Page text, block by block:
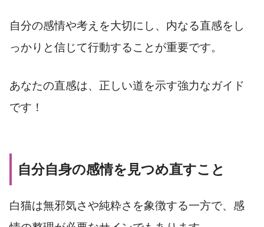
自分の感情や考えを大切にし、内なる直感をし
っかりと信じて行動することが重要です。
あなたの直感は、正しい道を示す強力なガイド
です！
自分自身の感情を見つめ直すこと
白猫は無邪気さや純粋さを象徴する一方で、感